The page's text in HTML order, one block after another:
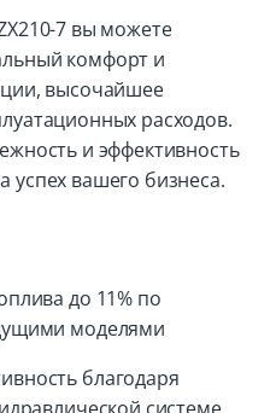
7 вы можете
комфорт и
высочайшее
расходов.
и эффективность
успех вашего бизнеса.
до 11% по
моделями
благодаря